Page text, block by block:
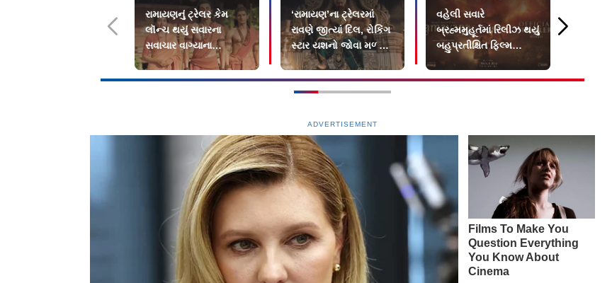
રામાયણનું ટ્રેલર કેમ
લૉન્ચ થયું સવારના
સવાચાર વાગ્યાના
બ્રહ્મમુહૂર્તમાં?
‘રામાયણ’ના ટ્રેલરમાં
રાવણે જીત્યાં દિલ, રોકિંગ
સ્ટાર યશનો જોવા મળ્યો
દબદબો
વહેલી સવારે
બ્રહ્મમુહૂર્તમાં રિલીઝ થયું
બહુપ્રતીક્ષિત ફિલ્મ
‘રામાયણ’નું ટ્રેલર
ADVERTISEMENT